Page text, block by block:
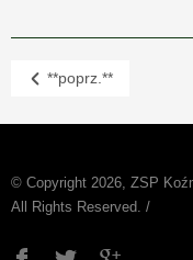
**poprz.**
© Copyright 2026, ZSP
All Rights Reserved. /